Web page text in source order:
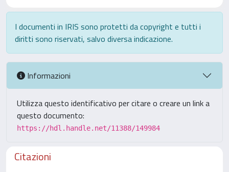
I documenti in IRIS sono protetti da copyright e tutti i
diritti sono riservati, salvo diversa indicazione.
Informazioni
Utilizza questo identificativo per citare o creare un link a
questo documento:
https://hdl.handle.net/11388/149984
Citazioni